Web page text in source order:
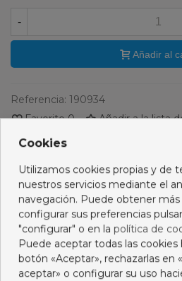
-
Añadir al
Referencia: 190934
Favorito 0 Añadir a la lista
No hay artículos
Descripción
Cookies
Utilizamos cookies propias y de
nuestros servicios mediante el
navegación. Puede obtener
configurar sus preferencias
"configurar" o en la política de
Puede aceptar todas las cookies
botón «Aceptar», rechazarlas en
aceptar» o configurar su uso